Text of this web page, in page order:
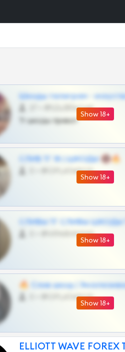
Show 18+
Шкоды телеграм -
@SZu3ll3sCatt_bot
Тг шкоды приват
Show 18+
СЛИВ ТГ 18 | ШКОДЫ 🔞🔥
@OPLATAPODPSK1BOT
Show 18+
СЛИВЫ ТГ СЛИВЫ ШКОДЫ
@VIPARHIVS55BOT
Show 18+
🔥 Слив шкод |
@OPLATAPODPSK1BOT
ELLIOTT WAVE FOREX